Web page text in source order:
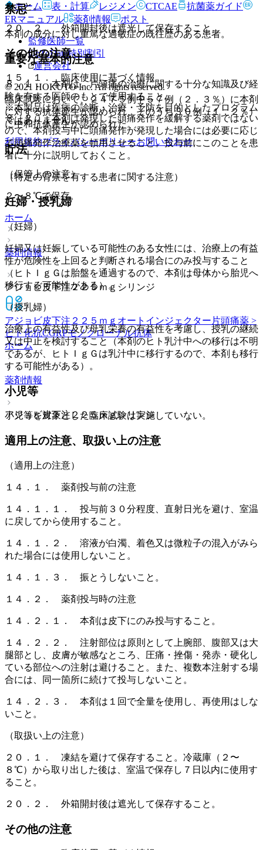
ること。
２０．２． 外箱開封後は遮光して保存すること。
その他の注意
１５．１． 臨床使用に基づく情報
臨床試験において、２４７５例中５７例（２．３％）に本剤
に対する抗体産生が認められ、そのうち３０例（１．２％）
に中和抗体産生が認められた。
貯法
（保管上の注意）
２〜８℃で保存。
ホーム
薬剤情報
アジョビ皮下注２２５ｍｇシリンジ
アジョビ皮下注２２５ｍｇオートインジェクター 片頭痛薬 >
ヒト化抗CGRPモノクローナル抗体
ホーム
薬剤情報
アジョビ皮下注２２５ｍｇシリンジ
禁忌
本剤の成分に対し重篤な過敏症の既往歴のある患者。
重要な基本的注意
８．１． 本剤は、片頭痛の治療に関する十分な知識及び経
験を有する医師のもとで使用すること。
８．２． 本剤は発現した頭痛発作を緩解する薬剤ではない
ので、本剤投与中に頭痛発作が発現した場合には必要に応じ
て頭痛発作治療薬を頓用させること。投与前にこのことを患
者に十分に説明しておくこと。
（特定の背景を有する患者に関する注意）
妊婦・授乳婦
（妊婦）
妊婦又は妊娠している可能性のある女性には、治療上の有益
性が危険性を上回ると判断される場合にのみ投与すること
（ヒトＩｇＧは胎盤を通過するので、本剤は母体から胎児へ
移行する可能性がある）。
（授乳婦）
治療上の有益性及び母乳栄養の有益性を考慮し、授乳の継続
又は中止を検討すること（本剤のヒト乳汁中への移行は不明
であるが、ヒトＩｇＧは乳汁中に移行するので、本剤も移行
する可能性がある）。
小児等
小児等を対象とした臨床試験は実施していない。
適用上の注意、取扱い上の注意
（適用上の注意）
１４．１． 薬剤投与前の注意
１４．１．１． 投与前３０分程度、直射日光を避け、室温
に戻してから使用すること。
１４．１．２． 溶液が白濁、着色又は微粒子の混入がみら
れた場合には使用しないこと。
１４．１．３． 振とうしないこと。
１４．２． 薬剤投与時の注意
１４．２．１． 本剤は皮下にのみ投与すること。
１４．２．２． 注射部位は原則として上腕部、腹部又は大
腿部とし、皮膚が敏感なところ、圧痛・挫傷・発赤・硬化し
ている部位への注射は避けること。また、複数本注射する場
合には、同一箇所に続けて投与しないこと。
１４．２．３． 本剤は１回で全量を使用し、再使用はしな
いこと。
（取扱い上の注意）
２０．１． 凍結を避けて保存すること。冷蔵庫（２〜
８℃）から取り出した後は、室温で保存し７日以内に使用す
ること。
２０．２． 外箱開封後は遮光して保存すること。
その他の注意
ホーム
表・計算 レジメン CTCAE
抗菌薬ガイド
ERマニュアル
薬剤情報 ポスト
監修医師一覧
UpToDate特別割引
運営会社
© 2021 HOKUTO Inc. All rights reserved.
※本製品は疾病の診断・治療・予防を目的としたプログラム
ではありません。
利用規約プライバシーポリシーお問い合わせ